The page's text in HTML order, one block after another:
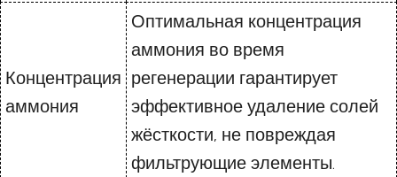
Концентрация
аммония
Оптимальная концентрация
аммония во время
регенерации гарантирует
эффективное удаление солей
жёсткости, не повреждая
фильтрующие элементы.